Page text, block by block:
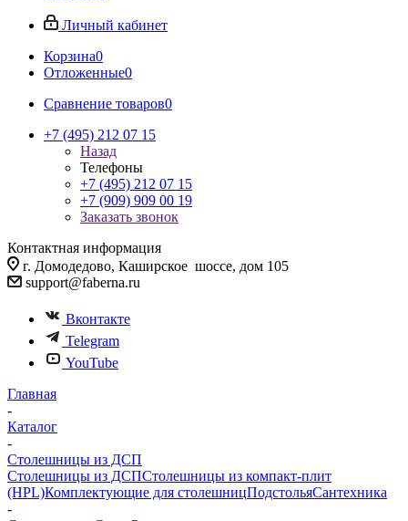
Личный кабинет
Корзина0
Отложенные0
Сравнение товаров0
+7 (495) 212 07 15
Назад
Телефоны
+7 (495) 212 07 15
+7 (909) 909 00 19
Заказать звонок
Контактная информация
г. Домодедово, Каширское шоссе, дом 105
support@faberna.ru
Вконтакте
Telegram
YouTube
Главная
-
Каталог
-
Столешницы из ДСП
Столешницы из ДСПСтолешницы из компакт-плит
(HPL)Комплектующие для столешницПодстольяСантехника
-